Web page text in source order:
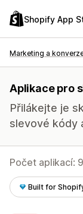
Shopify App
Marketing a
Aplikace pro
Přilákejte je
slevové kódy
Počet aplikací:
Built for